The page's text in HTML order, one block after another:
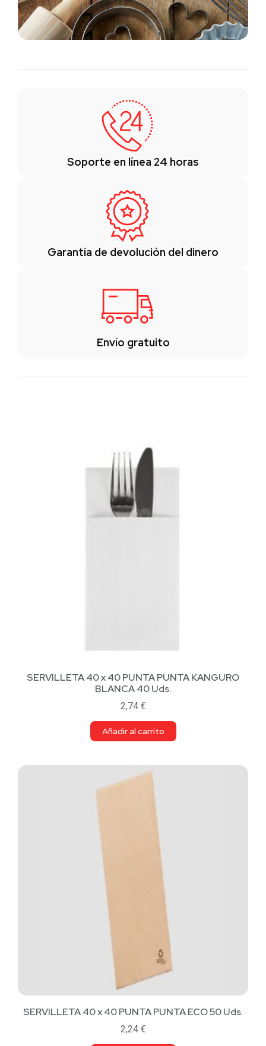
Soporte en línea 24 horas
Garantía de devolución del dinero
Envío gratuito
SERVILLETA 40 x 40 PUNTA PUNTA KANGURO
BLANCA 40 Uds.
2,74 €
Añadir al carrito
SERVILLETA 40 x 40 PUNTA PUNTA ECO 50 Uds.
2,24 €